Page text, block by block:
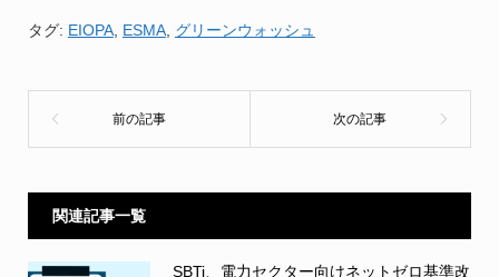
タグ: EIOPA, ESMA, グリーンウォッシュ
関連記事一覧
SBTi、電力セクター向けネットゼロ基準改